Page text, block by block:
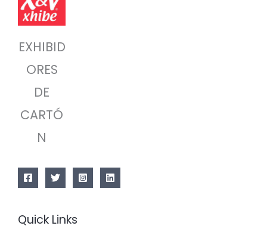
EXHIBID
ORES
DE
CARTÓ
N
Quick Links